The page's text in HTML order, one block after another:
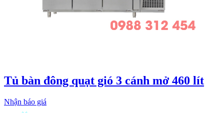
Tủ bàn đông quạt gió 3 cánh mở 460 lít
Nhận báo giá